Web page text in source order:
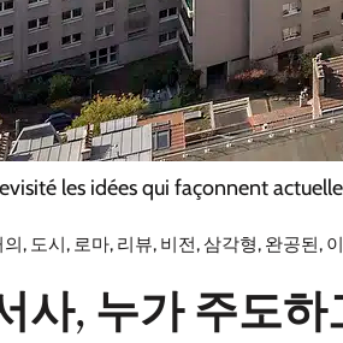
les idées qui façonnent
의, 도시, 로마, 리뷰, 비전,삼각형, 완공된,
사, 누가 주도하